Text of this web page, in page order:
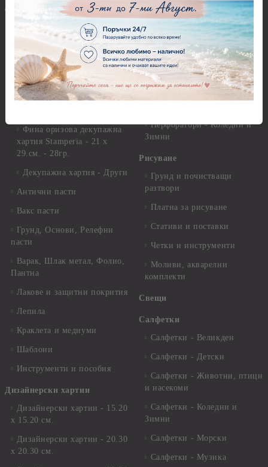
Декупаж
Декупажна хартия
Оризова декупажна
хартия А4 - Alchemy of Art -
25-30 гр.
Оризова декупажна хартия
А4 - Itd. Collection - 25-30
Фина оризова декупажна
хартия Stamperia - 21 х
29.см. - 28гр.
Декупажна хартия - Други
Антични пасти
Вакс пасти
Грунд, Основи, Релефни
пасти
Варак, Шлак метал, Фолио,
Пантна
Лакове и защитни покрития
Лепила
Краклета и медиуми
Шаблони
Инструменти и пособия
Дизайнерски хартии
Дизайнерски хартии - 15.20
х 15.20 см.
Дизайнерски хартии - 20.30
х 20.30 см.
Фигури - кръгове, овали
Перфоратори - Сърца и
звезди
Перфоратори - Цветя, листа
и клонки
Перфоратори - Детски
Перфоратори - Коледни и
Зимни
Рисуване
Грунд и почистващи
разтвори
Платна за рисуване
Стативи и поставки
Четки и инструменти
Моливи, акварелни
комплекти
Свещи
Салфетки
Салфетки - Великден
Салфетки - Детски
Салфетки - Животни, птици
и насекоми
Салфетки - Коледни и
Зимни
Салфетки - Морски
Салфетки - Музика